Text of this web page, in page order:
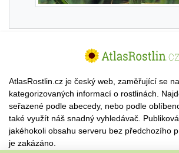
AtlasRostlin.cz je český web, zaměřující se
kategorizovaných informací o rostlinách.
seřazené podle abecedy, nebo podle
také využít náš snadný vyhledávač.
jakéhokoli obsahu serveru bez předchozího
je zakázáno.